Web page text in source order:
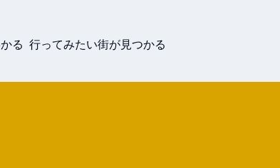
る 行ってみたい街が見つかる